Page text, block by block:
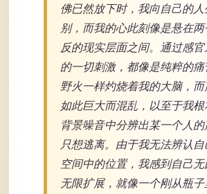
佛已然放下时，我向自己的
别，而我的心此刻像是悬在
反的现实层面之间。通过感
的一切刺激，都像是纯粹的
野火一样灼烧着我的大脑，
如此巨大而混乱，以至于我
背景噪音中分辨出某一个人
只想逃离。由于我无法辨认
空间中的位置，我感到自己无
无限扩展，就像一个刚从瓶